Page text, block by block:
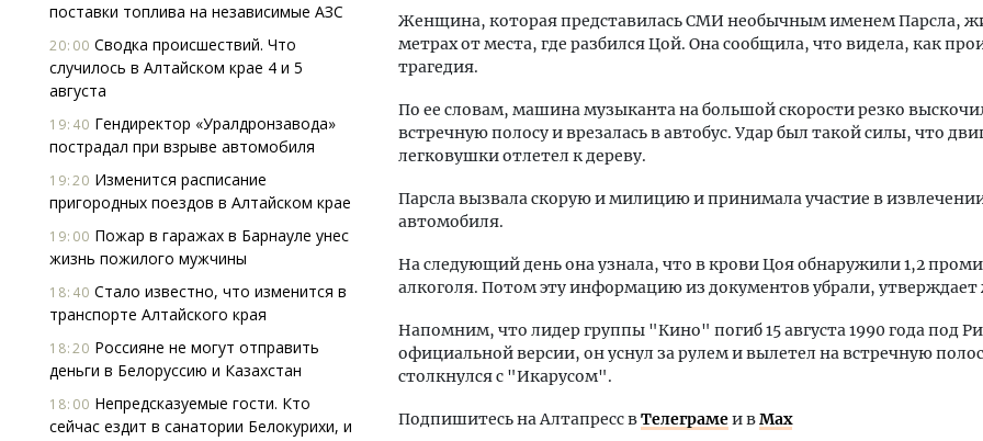
поставки топлива на независимые АЗС
20:00 Сводка происшествий. Что
случилось в Алтайском крае 4 и 5
августа
19:40 Гендиректор «Уралдронзавода»
пострадал при взрыве автомобиля
19:20 Изменится расписание
пригородных поездов в Алтайском крае
19:00 Пожар в гаражах в Барнауле унес
жизнь пожилого мужчины
18:40 Стало известно, что изменится в
транспорте Алтайского края
18:20 Россияне не могут отправить
деньги в Белоруссию и Казахстан
18:00 Непредсказуемые гости. Кто
сейчас ездит в санатории Белокурихи, и
Женщина, которая представилась СМИ необычным именем Парсла,
метрах от места, где разбился Цой. Она сообщила, что видела, как
трагедия.
По ее словам, машина музыканта на большой скорости резко
встречную полосу и врезалась в автобус. Удар был такой силы, что
легковушки отлетел к дереву.
Парсла вызвала скорую и милицию и принимала участие в
автомобиля.
На следующий день она узнала, что в крови Цоя обнаружили 1,2
алкоголя. Потом эту информацию из документов убрали,
Напомним, что лидер группы "Кино" погиб 15 августа 1990 года под
официальной версии, он уснул за рулем и вылетел на встречную
столкнулся с "Икарусом".
Подпишитесь на Алтапресс вТелеграмеи вMax